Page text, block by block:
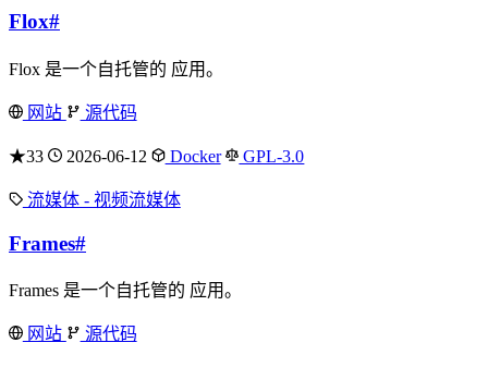
Flox#
Flox 是一个自托管的 应用。
网站 源代码
★33 2026-06-12 Docker GPL-3.0
流媒体 - 视频流媒体
Frames#
Frames 是一个自托管的 应用。
网站 源代码